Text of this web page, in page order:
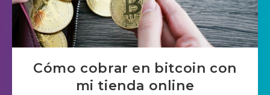
Cómo cobrar en bitcoin con
mi tienda online